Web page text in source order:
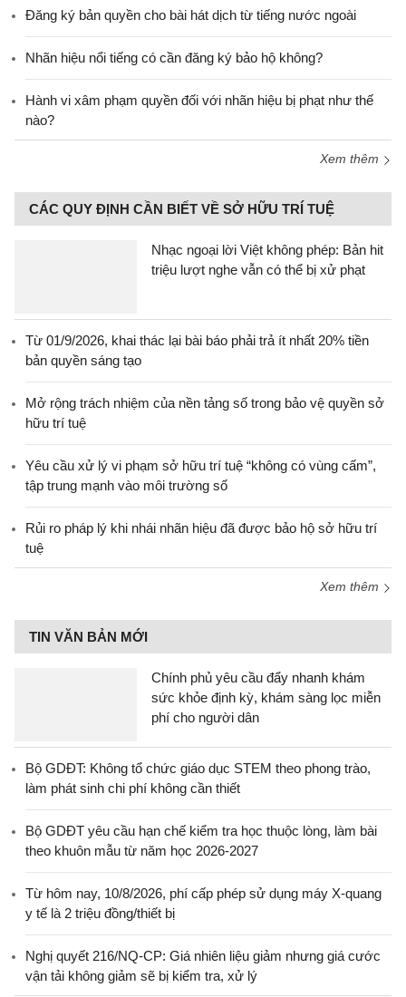
Đăng ký bản quyền cho bài hát dịch từ tiếng nước ngoài
Nhãn hiệu nổi tiếng có cần đăng ký bảo hộ không?
Hành vi xâm phạm quyền đối với nhãn hiệu bị phạt như thế
nào?
Xem thêm
CÁC QUY ĐỊNH CẦN BIẾT VỀ SỞ HỮU TRÍ TUỆ
Nhạc ngoại lời Việt không phép: Bản hit
triệu lượt nghe vẫn có thể bị xử phạt
Từ 01/9/2026, khai thác lại bài báo phải trả ít nhất 20% tiền
bản quyền sáng tạo
Mở rộng trách nhiệm của nền tảng số trong bảo vệ quyền sở
hữu trí tuệ
Yêu cầu xử lý vi phạm sở hữu trí tuệ “không có vùng cấm”,
tập trung mạnh vào môi trường số
Rủi ro pháp lý khi nhái nhãn hiệu đã được bảo hộ sở hữu trí
tuệ
Xem thêm
TIN VĂN BẢN MỚI
Chính phủ yêu cầu đẩy nhanh khám
sức khỏe định kỳ, khám sàng lọc miễn
phí cho người dân
Bộ GDĐT: Không tổ chức giáo dục STEM theo phong trào,
làm phát sinh chi phí không cần thiết
Bộ GDĐT yêu cầu hạn chế kiểm tra học thuộc lòng, làm bài
theo khuôn mẫu từ năm học 2026-2027
Từ hôm nay, 10/8/2026, phí cấp phép sử dụng máy X-quang
y tế là 2 triệu đồng/thiết bị
Nghị quyết 216/NQ-CP: Giá nhiên liệu giảm nhưng giá cước
vận tải không giảm sẽ bị kiểm tra, xử lý